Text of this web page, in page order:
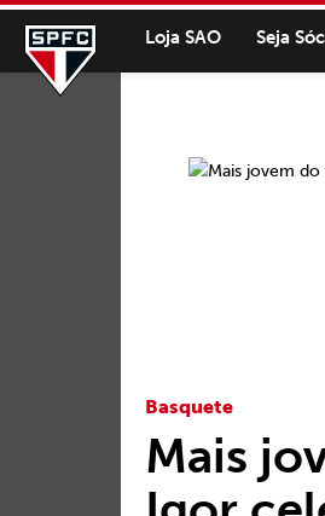
Loja SAO Seja
Basquete
Mais